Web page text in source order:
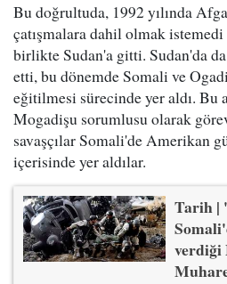
Bu doğrultuda, 1992 yılında
çatışmalara dahil olmak istemedi
birlikte Sudan'a gitti. Sudan'da
etti, bu dönemde Somali ve
eğitilmesi sürecinde yer aldı.
Mogadişu sorumlusu olarak
savaşçılar Somali'de Amerikan
içerisinde yer aldılar.
Tarih |
verdiği